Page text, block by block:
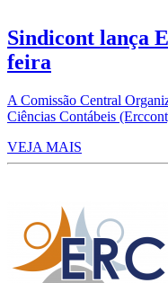
Sindicont lança
feira
A Comissão Central
Ciências Contábeis
VEJA MAIS